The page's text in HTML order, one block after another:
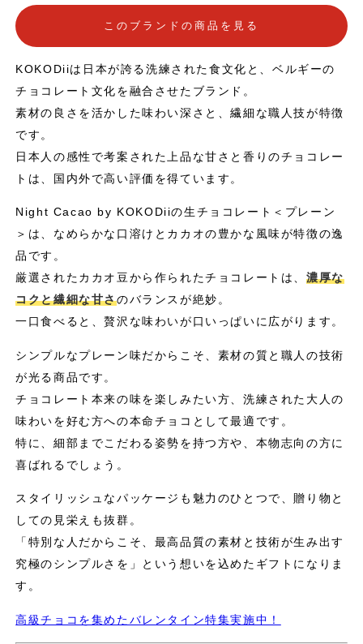
このブランドの商品を見る
KOKODiiは日本が誇る洗練された食文化と、ベルギーの
チョコレート文化を融合させたブランド。
素材の良さを活かした味わい深さと、繊細な職人技が特徴
です。
日本人の感性で考案された上品な甘さと香りのチョコレー
トは、国内外で高い評価を得ています。
Night Cacao by KOKODiiの生チョコレート＜プレーン
＞は、なめらかな口溶けとカカオの豊かな風味が特徴の逸
品です。
厳選されたカカオ豆から作られたチョコレートは、 濃厚な
コクと繊細な甘さのバランスが絶妙。
一口食べると、贅沢な味わいが口いっぱいに広がります。
シンプルなプレーン味だからこそ、素材の質と職人の技術
が光る商品です。
チョコレート本来の味を楽しみたい方、洗練された大人の
味わいを好む方への本命チョコとして最適です。
特に、細部までこだわる姿勢を持つ方や、本物志向の方に
喜ばれるでしょう。
スタイリッシュなパッケージも魅力のひとつで、贈り物と
しての見栄えも抜群。
「特別な人だからこそ、最高品質の素材と技術が生み出す
究極のシンプルさを」という想いを込めたギフトになりま
す。
高級チョコを集めたバレンタイン特集実施中！